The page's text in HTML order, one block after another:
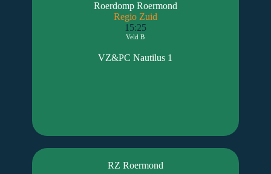
Roerdomp Roermond
Regio Zuid
15:25
Veld B
VZ&PC Nautilus 1
RZ Roermond